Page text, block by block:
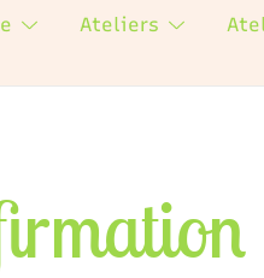
Ateliers